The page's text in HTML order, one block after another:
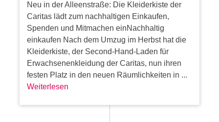
Neu in der Alleenstraße: Die Kleiderkiste der
Caritas lädt zum nachhaltigen Einkaufen,
Spenden und Mitmachen einNachhaltig
einkaufen Nach dem Umzug im Herbst hat die
Kleiderkiste, der Second-Hand-Laden für
Erwachsenenkleidung der Caritas, nun ihren
festen Platz in den neuen Räumlichkeiten in ...
Weiterlesen